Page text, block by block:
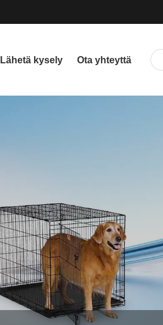
Lähetä kysely Ota yhteyttä